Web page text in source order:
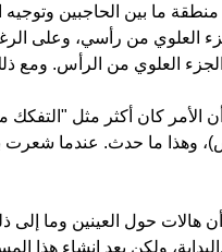
منطقة ما بين الحاجبين
العلوي من رأسي، وعلى
أن الأمر كان أكثر مثل
وهذا ما حدث. عندما شعرت
هالات حول العينين وما
البداية، ولكن بعد إنشاء هذا المسار الذي يصل إلى الجزء العلوي من الرأس، يبدو أن نوعًا آخر من وعي الهالة دخل (كما لو كان ينتظر ذلك).